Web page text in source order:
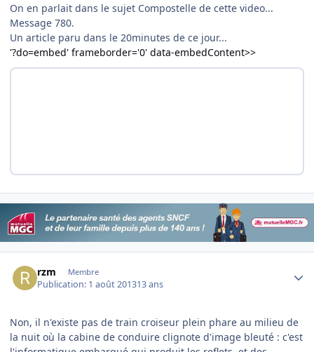
On en parlait dans le sujet Compostelle de cette video...
Message 780.
Un article paru dans le 20minutes de ce jour...
'?do=embed' frameborder='0' data-embedContent>>
rzm Membre
Publication: 1 août 201313 ans
Non, il n'existe pas de train croiseur plein phare au milieu de
la nuit où la cabine de conduire clignote d'image bleuté : c'est